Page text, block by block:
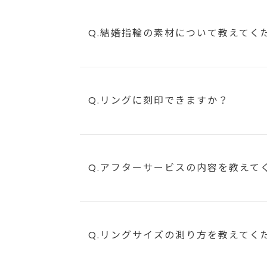
Q.結婚指輪の素材について教えてく
Q.リングに刻印できますか？
Q.アフターサービスの内容を教えて
Q.リングサイズの測り方を教えてく